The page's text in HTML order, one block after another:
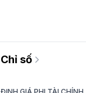
Chỉ số